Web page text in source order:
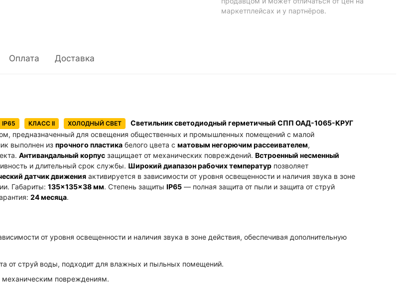
заземления). Гарантия 24 месяца.
маркетплейсах и у партнёров.
Оплата Доставка
IP65 КЛАСС II ХОЛОДНЫЙ СВЕТ
Светильник светодиодный герметичный СПП ОАД-1065-КРУГ
предназначенный для освещения общественных и промышленных помещений с малой
выполнен из прочного пластика белого цвета с матовым негорючим рассеивателем,
Антивандальный корпус защищает от механических повреждений. Встроенный несменный
и длительный срок службы. Широкий диапазон рабочих температур позволяет
датчик движения активируется в зависимости от уровня освещенности и наличия звука в зоне
Габариты: 135×135×38 мм. Степень защиты IP65 — полная защита от пыли и защита от струй
24 месяца.
от уровня освещенности и наличия звука в зоне действия, обеспечивая дополнительную
от струй воды, подходит для влажных и пыльных помещений.
механическим повреждениям.